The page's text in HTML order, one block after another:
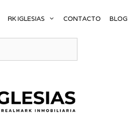
RK IGLESIAS CONTACTO BLOG